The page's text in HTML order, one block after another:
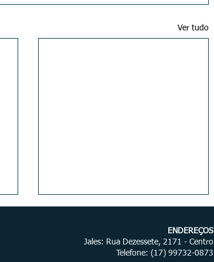
Ver tudo
ENDEREÇOS
Jales: Rua Dezessete, 2171 - Centro
Telefone: (17) 99732-0873